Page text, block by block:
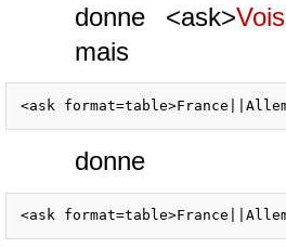
donne <ask>
mais
donne
<ask